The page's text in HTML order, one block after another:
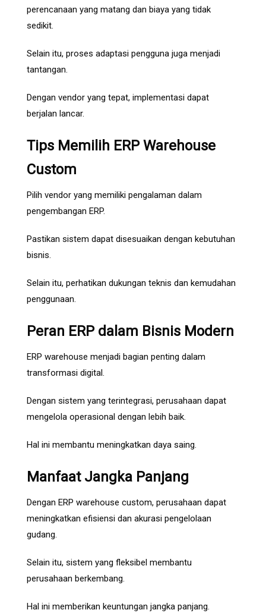
perencanaan yang matang dan biaya yang tidak
sedikit.
Selain itu, proses adaptasi pengguna juga menjadi
tantangan.
Dengan vendor yang tepat, implementasi dapat
berjalan lancar.
Tips Memilih ERP Warehouse
Custom
Pilih vendor yang memiliki pengalaman dalam
pengembangan ERP.
Pastikan sistem dapat disesuaikan dengan kebutuhan
bisnis.
Selain itu, perhatikan dukungan teknis dan kemudahan
penggunaan.
Peran ERP dalam Bisnis Modern
ERP warehouse menjadi bagian penting dalam
transformasi digital.
Dengan sistem yang terintegrasi, perusahaan dapat
mengelola operasional dengan lebih baik.
Hal ini membantu meningkatkan daya saing.
Manfaat Jangka Panjang
Dengan ERP warehouse custom, perusahaan dapat
meningkatkan efisiensi dan akurasi pengelolaan
gudang.
Selain itu, sistem yang fleksibel membantu
perusahaan berkembang.
Hal ini memberikan keuntungan jangka panjang.